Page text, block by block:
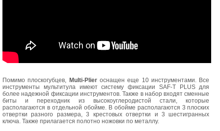
Помимо плоскогубцев, Multi-Plierоснащен еще 10 инструментами. Все
инструменты мультитула имеют систему фиксации SAF-T PLUS для
более надежной фиксации инструментов. Также в набор входят сменные
биты и переходник из высокоуглеродистой стали, которые
располагаются в отдельной обойме. В обойме располагаются 3 плоских
отвертки разного размера, 3 крестовых отвертки и 3 шестигранных
ключа. Также прилагается полотно ножовки по металлу.